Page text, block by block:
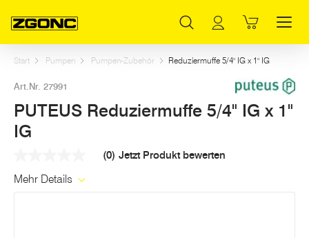
Start Pumpen Pumpen-Zubehör Reduziermuffe 5/4" IG x 1" IG
Art.Nr. 27991
PUTEUS Reduziermuffe 5/4" IG x 1"
IG
Link
(0) Jetzt Produkt bewerten
Mehr Details